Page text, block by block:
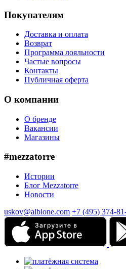
Покупателям
Доставка и оплата
Возврат
Программа лояльности
Частые вопросы
Контакты
Публичная оферта
О компании
О бренде
Вакансии
Магазины
#mezzatorre
Истории
Блог Mezzatorre
Новости
uskov@albione.com +7 (495) 374-